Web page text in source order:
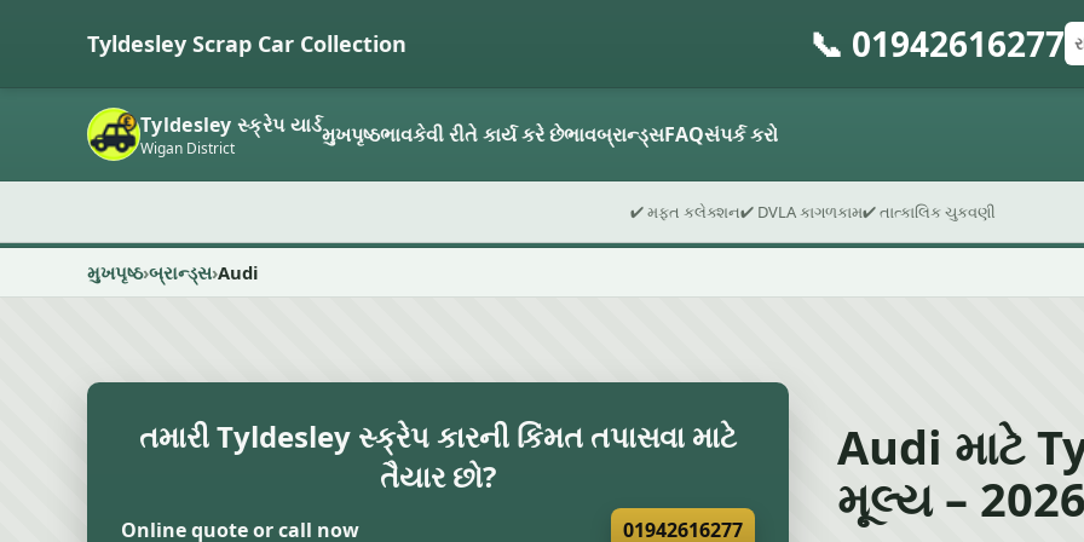
Tyldesley Scrap Car Collection 📞 01942616277
Tyldesley સ્ક્રેપ યાર્ડ
Wigan District મુખપૃષ્ઠભાવકેવી રીતે કાર્ય કરે છેભાવબ્રાન્ડ્સFAQસંપર્ક કરો
✔ મફત કલેક્શન✔ DVLA કાગળકામ✔ તાત્કાલિક ચુકવણી
મુખપૃષ્ઠ બ્રાન્ડ્સ Audi
તમારી Tyldesley સ્ક્રેપ કારની કિંમત તપાસવા માટે
તૈયાર છો?
Online quote or call now 01942616277
Audi માટે
મૂલ્ય – 2026